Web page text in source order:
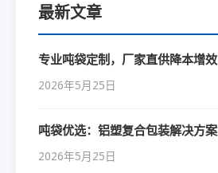
最新文章
专业吨袋定制，厂家直供降本增效
2026年5月25日
吨袋优选：铝塑复合包装解决方案
2026年5月25日